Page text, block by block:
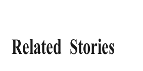
Related Stories